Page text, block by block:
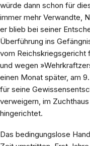
würde dann schon für
immer mehr Verwandte,
er blieb bei seiner
Überführung ins
vom Reichskriegsgericht
und wegen
einen Monat später, am
für seine
verweigern, im
hingerichtet.
Das bedingungslose